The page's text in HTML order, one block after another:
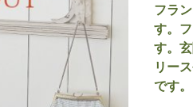
フラ
す。
す。
リー
です。